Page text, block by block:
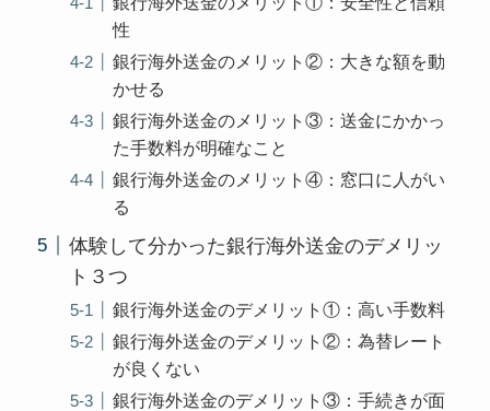
性
銀行海外送金のメリット②：大きな額を動
かせる
銀行海外送金のメリット③：送金にかかっ
た手数料が明確なこと
銀行海外送金のメリット④：窓口に人がい
る
体験して分かった銀行海外送金のデメリッ
ト３つ
銀行海外送金のデメリット①：高い手数料
銀行海外送金のデメリット②：為替レート
が良くない
銀行海外送金のデメリット③：手続きが面